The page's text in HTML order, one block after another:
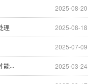
2025-08-20
2025-08-18
理
2025-07-09
2025-03-24
···